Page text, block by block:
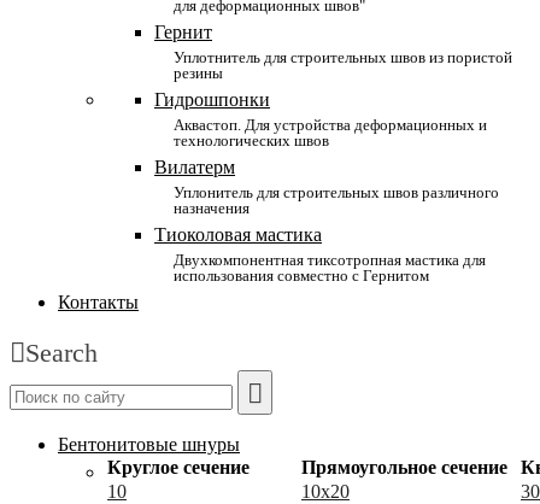
для деформационных швов"
Гернит
Уплотнитель для строительных швов из пористой
резины
Гидрошпонки
Аквастоп. Для устройства деформационных и
технологических швов
Вилатерм
Уплонитель для строительных швов различного
назначения
Тиоколовая мастика
Двухкомпонентная тиксотропная мастика для
использования совместно с Гернитом
Контакты
Search
Бентонитовые шнуры
Круглое сечение
Прямоугольное сечение
10
10x20